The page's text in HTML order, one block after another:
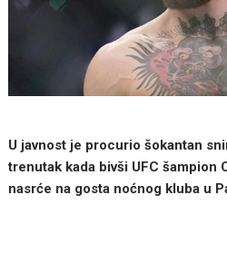
U javnost je procurio šokantan
trenutak kada bivši UFC šampion
nasrće na gosta noćnog kluba u